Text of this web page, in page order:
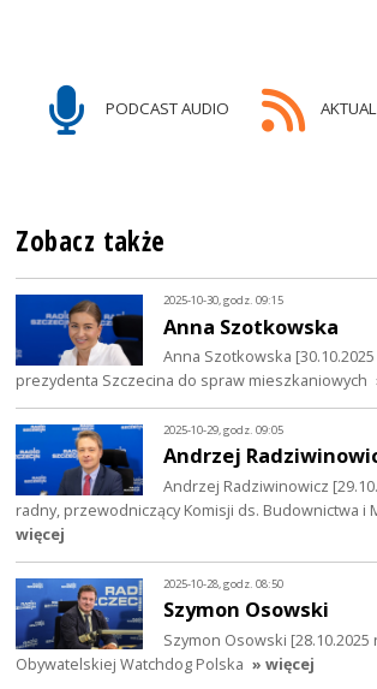
PODCAST AUDIO
Zobacz także
2025-10-30, godz. 09:15
Anna Szotkowska
Anna Szotkowska
prezydenta Szczecina do spraw mieszkaniowych
2025-10-29, godz. 09:05
Andrzej
Andrzej Radziwinowicz
radny, przewodniczący Komisji ds. Budownictwa i
więcej
2025-10-28, godz. 08:50
Szymon Osowski
Szymon Osowski [28.10.2025
Obywatelskiej Watchdog Polska » więcej